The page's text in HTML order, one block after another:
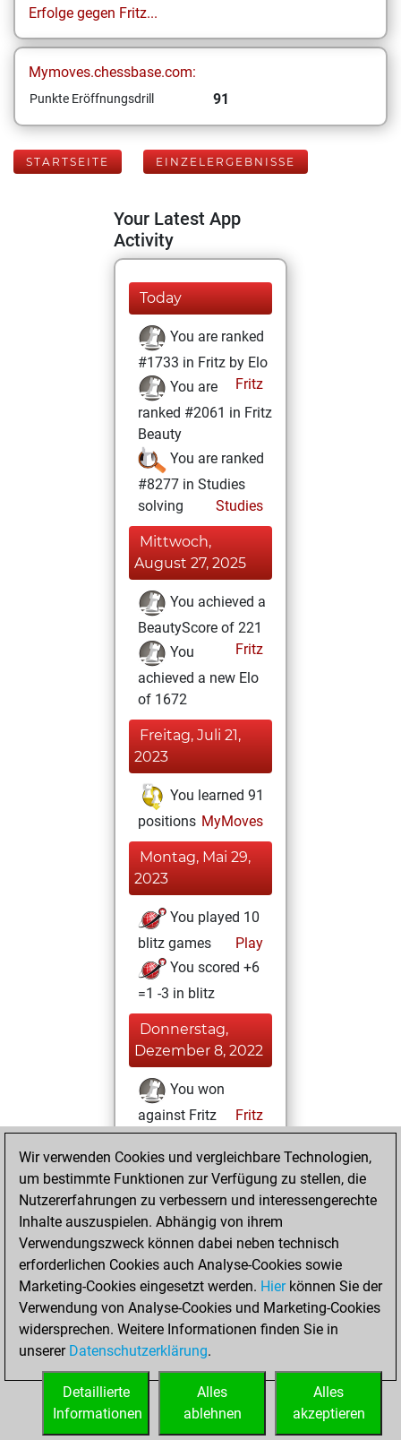
Erfolge gegen Fritz...
Mymoves.chessbase.com:
Punkte Eröffnungsdrill 91
STARTSEITE EINZELERGEBNISSE
Your Latest App
Activity
Today
You are ranked
#1733 in Fritz by Elo
Fritz
You are
ranked #2061 in Fritz
Beauty
You are ranked
#8277 in Studies
solving
Studies
Mittwoch,
August 27, 2025
You achieved a
BeautyScore of 221
Fritz
You
achieved a new Elo
of 1672
Freitag, Juli 21,
2023
You learned 91
positions MyMoves
Montag, Mai 29,
2023
You played 10
blitz games
Play
You scored +6
=1 -3 in blitz
Donnerstag,
Dezember 8, 2022
You won
against Fritz
Fritz
Freitag,
Dezember 10, 2021
your Studies account
Studies
Samstag,
September 11,
2021
You created
your Fritz account
Wir verwenden Cookies und vergleichbare Technologien,
um bestimmte Funktionen zur Verfügung zu stellen, die
Nutzererfahrungen zu verbessern und interessengerechte
Inhalte auszuspielen. Abhängig von ihrem
Verwendungszweck können dabei neben technisch
erforderlichen Cookies auch Analyse-Cookies sowie
Marketing-Cookies eingesetzt werden. Hierkönnen Sie der
Verwendung von Analyse-Cookies und Marketing-Cookies
widersprechen. Weitere Informationen finden Sie in
unserer Datenschutzerklärung.
Alles
akzeptieren
Alles
ablehnen
Detaillierte
Informationen